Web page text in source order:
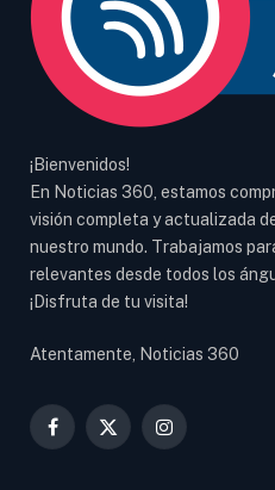
¡Bienvenidos!
En Noticias 360, estamos
visión completa y actualizada
nuestro mundo. Trabajamos
relevantes desde todos los
¡Disfruta de tu visita!
Atentamente, Noticias 360
Facebook
X
Instagram